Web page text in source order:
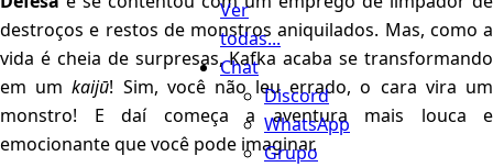
Ver
todas...
Chat
Discord
WhatsApp
Grupo
destroços e restos de monstros aniquilados. Mas, como a
vida é cheia de surpresas, Kafka acaba se transformando
em umkaijū! Sim, você não leu errado, o cara vira um
monstro! E daí começa a aventura mais louca e
emocionante que você pode imaginar.